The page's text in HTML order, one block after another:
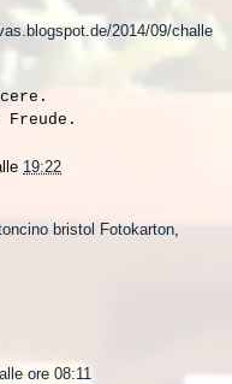
2014/09/challe
19:22
bristol Fotokarton,
ore 08:11